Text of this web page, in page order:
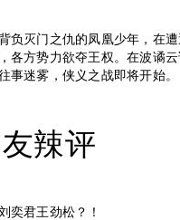
灭门之仇的凤凰少年，在遭
各方势力欲夺王权。在波谲
事迷雾，侠义之战即将开始。
辣评
奕君王劲松？！